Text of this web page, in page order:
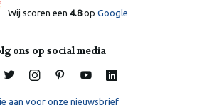
Wij scoren een 4.8op Google
ons op social media
aan voor onze nieuwsbrief